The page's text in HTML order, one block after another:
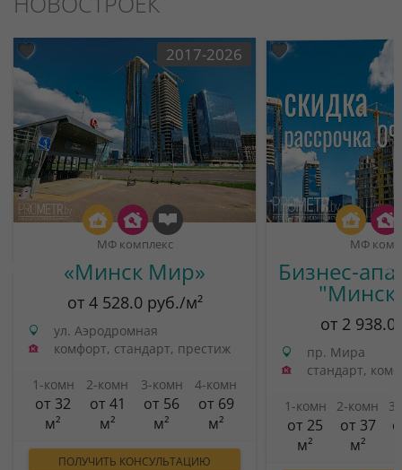
2017-2026
МФ комплекс
«Минск Мир»
от 4 528.0 руб./м²
ул. Аэродромная
комфорт, стандарт, престиж
1-комн
от 32
м²
2-комн
от 41
м²
3-комн
от 56
м²
4-комн
от 69
м²
ПОЛУЧИТЬ КОНСУЛЬТАЦИЮ
МФ
Бизнес-
от 2
пр. Мира
стандарт,
1-комн
от 25
м²
2-комн
от 37
м²